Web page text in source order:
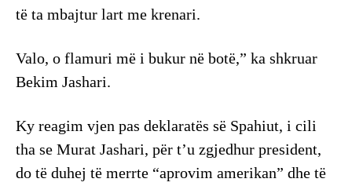
të ta mbajtur lart me krenari.
Valo, o flamuri më i bukur në botë,” ka shkruar
Bekim Jashari.
Ky reagim vjen pas deklaratës së Spahiut, i cili
tha se Murat Jashari, për t’u zgjedhur president,
do të duhej të merrte “aprovim amerikan” dhe të